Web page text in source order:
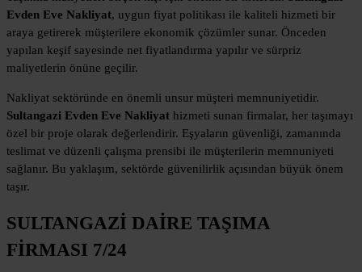
Evden Eve Nakliyat, uygun fiyat politikası ile kaliteli hizmeti bir
araya getirerek müşterilere ekonomik çözümler sunar. Önceden
yapılan keşif sayesinde net fiyatlandırma yapılır ve sürpriz
maliyetlerin önüne geçilir.
Nakliyat sektöründe en önemli unsur müşteri memnuniyetidir.
Sultangazi Evden Eve Nakliyat hizmeti sunan firmalar, her taşımayı
özel bir proje olarak değerlendirir. Eşyaların güvenliği, zamanında
teslimat ve düzenli çalışma prensibi ile müşterilerin memnuniyeti
sağlanır. Bu yaklaşım, sektörde güvenilirlik açısından büyük önem
taşır.
SULTANGAZİ DAİRE TAŞIMA
FİRMASI 7/24